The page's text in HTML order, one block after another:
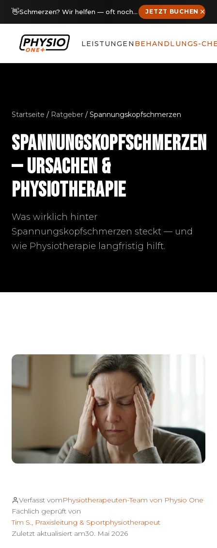
👋 Schmerzen? Wir helfen — oft noch diese Woche Termine frei JETZT BUCHEN
LEISTUNGEN BEHANDLUNGS-
Startseite / Ratgeber / Spannungskopfschmerzen
SPANNUNGSKOPFSCHMERZEN
— URSACHEN &
PHYSIOTHERAPIE
Was wirklich hinter
Spannungskopfschmerzen steckt — und
wie Physiotherapie langfristig hilft.
Verfasst vomPhysiotherapeuten-Team von Physio One
Fachlich geprüft von
Tim S., Praxisleitung & Sportphysiotherapeut
Zuletzt aktualisiert am30. Mai 2026